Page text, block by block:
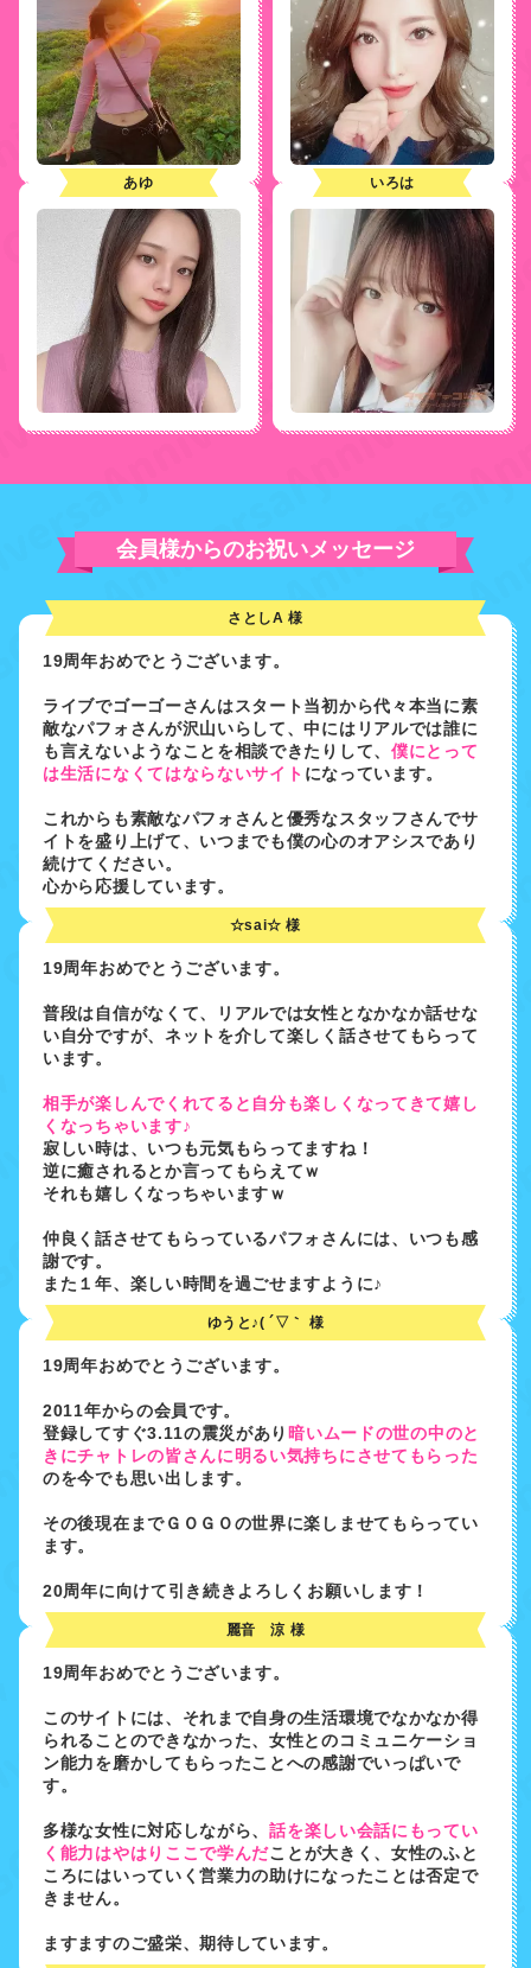
あゆ いろは
会員様からのお祝いメッセージ
さとしA 様
19周年おめでとうございます。
ライブでゴーゴーさんはスタート当初から代々本当に素
敵なパフォさんが沢山いらして、中にはリアルでは誰に
も言えないようなことを相談できたりして、 僕にとって
は生活になくてはならないサイト になっています。
これからも素敵なパフォさんと優秀なスタッフさんでサ
イトを盛り上げて、いつまでも僕の心のオアシスであり
続けてください。
心から応援しています。
☆sai☆ 様
19周年おめでとうございます。
普段は自信がなくて、リアルでは女性となかなか話せな
い自分ですが、ネットを介して楽しく話させてもらって
います。
相手が楽しんでくれてると自分も楽しくなってきて嬉し
くなっちゃいます♪
寂しい時は、いつも元気もらってますね！
逆に癒されるとか言ってもらえてｗ
それも嬉しくなっちゃいますｗ
仲良く話させてもらっているパフォさんには、いつも感
謝です。
また１年、楽しい時間を過ごせますように♪
ゆうと♪( ´▽｀ 様
19周年おめでとうございます。
2011年からの会員です。
登録してすぐ3.11の震災があり 暗いムードの世の中のと
きにチャトレの皆さんに明るい気持ちにさせてもらった
のを今でも思い出します。
その後現在までＧＯＧＯの世界に楽しませてもらってい
ます。
20周年に向けて引き続きよろしくお願いします！
麗音 涼 様
19周年おめでとうございます。
このサイトには、それまで自身の生活環境でなかなか得
られることのできなかった、女性とのコミュニケーショ
ン能力を磨かしてもらったことへの感謝でいっぱいで
す。
多様な女性に対応しながら、話を楽しい会話にもってい
く能力はやはりここで学んだことが大きく、女性のふと
ころにはいっていく営業力の助けになったことは否定で
きません。
ますますのご盛栄、期待しています。